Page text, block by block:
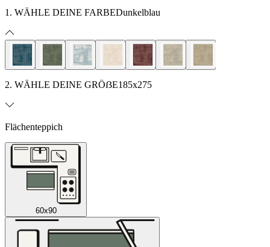
1. WÄHLE DEINE FARBEDunkelblau
2. WÄHLE DEINE GRÖẞE185x275
Flächenteppich
60x90